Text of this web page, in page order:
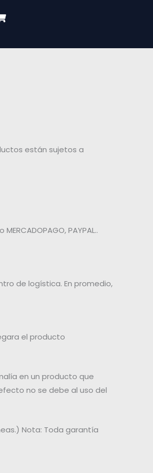
están sujetos a
PAYPAL..
de logística. En promedio,
el producto
en un producto que
no se debe al uso del
Nota: Toda garantía